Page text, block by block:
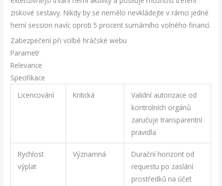
ziskové sestavy. Nikdy by se nemělo nevkládejte v rámci jedné
herní session navíc oproti 5 procent sumárního volného financí.
Zabezpečení při volbě hráčské webu
Parametr
Relevance
Specifikace
Licencování
Kritická
Validní autorizace od
kontrolních orgánů
zaručuje transparentní
pravidla
Rychlost
výplat
Významná
Durační horizont od
requestu po zaslání
prostředků na účet